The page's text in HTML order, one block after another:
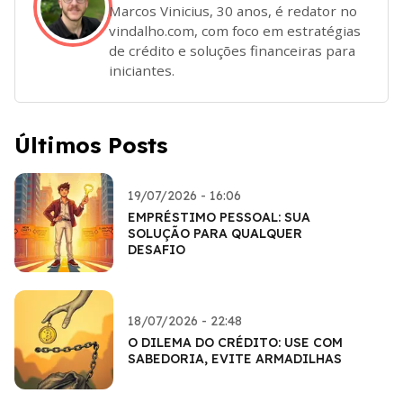
Marcos Vinicius, 30 anos, é redator no
vindalho.com, com foco em estratégias
de crédito e soluções financeiras para
iniciantes.
Últimos Posts
19/07/2026 - 16:06
EMPRÉSTIMO PESSOAL: SUA
SOLUÇÃO PARA QUALQUER
DESAFIO
18/07/2026 - 22:48
O DILEMA DO CRÉDITO: USE COM
SABEDORIA, EVITE ARMADILHAS